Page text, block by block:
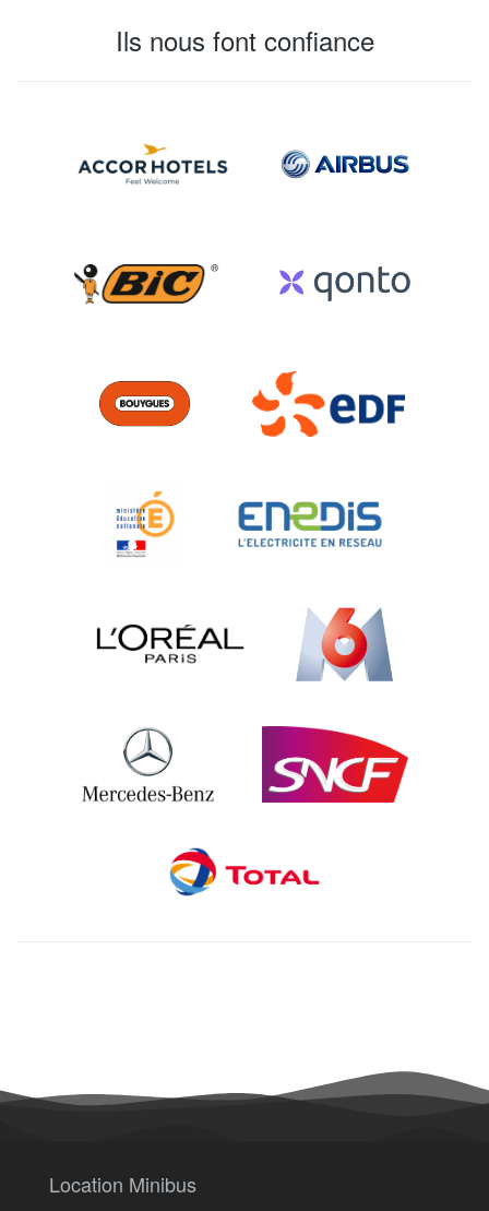
Ils nous font confiance
Location Minibus